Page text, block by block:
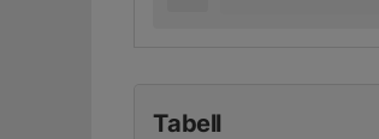
Tabell